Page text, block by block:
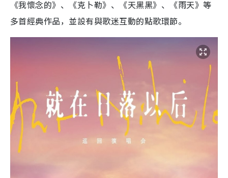
《我懷念的》、《克卜勒》、《天黑黑》、《雨天》等
多首經典作品，並設有與歌迷互動的點歌環節。